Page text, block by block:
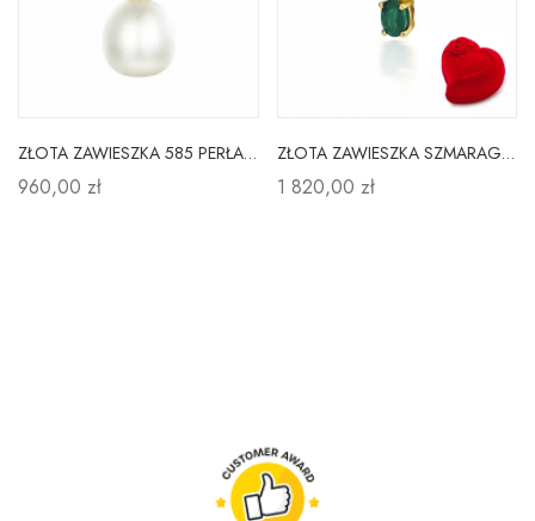
ZŁOTA ZAWIESZKA 585 PERŁA DIAMENTY NA PREZENT
960,00 zł
ZŁOTA ZAWIESZKA SZMARAGD i BRYLANT PRÓBA 585
1 820,00 zł